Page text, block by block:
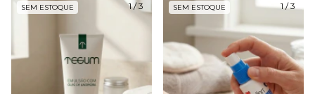
1/3
SEM ESTOQUE 1/3
SEM ESTOQUE